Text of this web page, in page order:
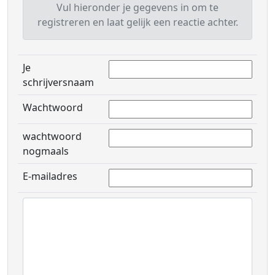
Vul hieronder je gegevens in om te
registreren en laat gelijk een reactie achter.
Je
schrijversnaam
Wachtwoord
wachtwoord
nogmaals
E-mailadres